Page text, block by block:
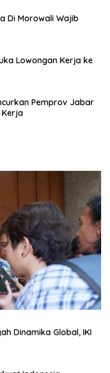
Di Morowali Wajib
Lowongan Kerja ke
Pemprov Jabar
Kerja
Dinamika Global, IKI